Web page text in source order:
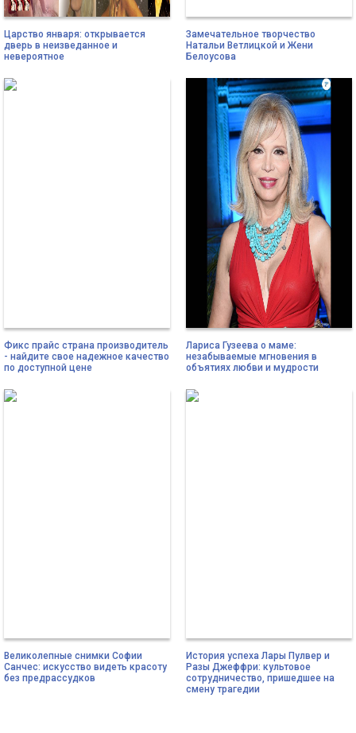
Царство января: открывается
дверь в неизведанное и
невероятное
Замечательное творчество
Натальи Ветлицкой и Жени
Белоусова
Фикс прайс страна производитель
- найдите свое надежное качество
по доступной цене
Лариса Гузеева о маме:
незабываемые мгновения в
объятиях любви и мудрости
Великолепные снимки Софии
Санчес: искусство видеть красоту
без предрассудков
История успеха Лары Пулвер и
Разы Джеффри: культовое
сотрудничество, пришедшее на
смену трагедии